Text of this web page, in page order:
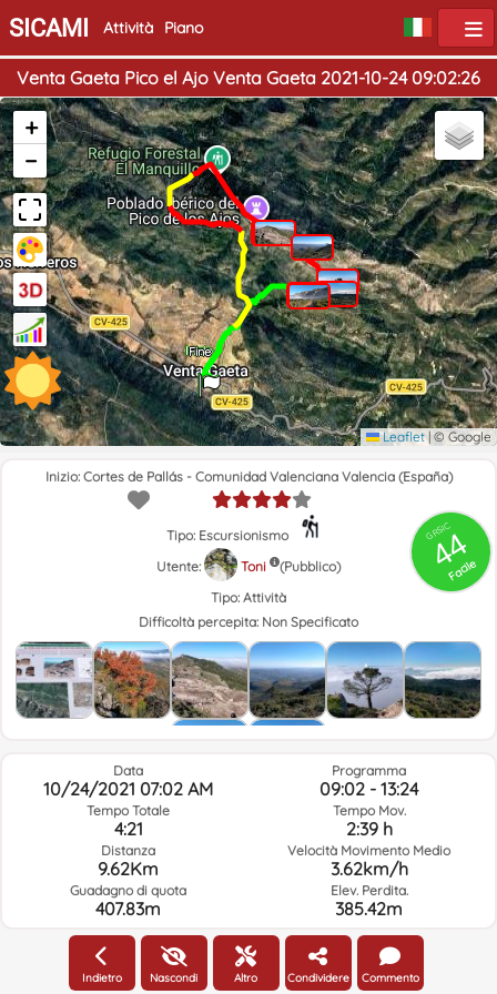
SICAMI Attività Piano
Venta Gaeta Pico el Ajo Venta Gaeta 2021-10-24 09:02:26
Inizio
Fine
+
−
Leaflet | © Google
GRSIC
44
Facile
Inizio: Cortes de Pallás - Comunidad Valenciana Valencia (España)
Tipo: Escursionismo
Utente:
Toni
(Pubblico)
Tipo: Attività
Difficoltà percepita: Non Specificato
Data
10/24/2021 07:02 AM
Tempo Totale
4:21
Distanza
9.62Km
Guadagno di quota
407.83m
Programma
09:02 - 13:24
Tempo Mov.
2:39 h
Velocità Movimento Medio
3.62km/h
Elev. Perdita.
385.42m
Meteo Del Giorno Del Percorso E Orario Selezionato
Indietro Nascondi Altro Condividere Commento